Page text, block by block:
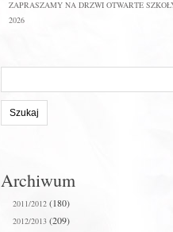
ZAPRASZAMY NA DRZWI OTWARTE
2026
stronie:
Archiwum
2011/2012 (180)
2012/2013 (209)